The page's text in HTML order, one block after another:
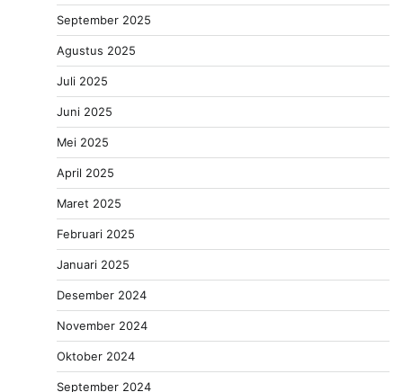
September 2025
Agustus 2025
Juli 2025
Juni 2025
Mei 2025
April 2025
Maret 2025
Februari 2025
Januari 2025
Desember 2024
November 2024
Oktober 2024
September 2024